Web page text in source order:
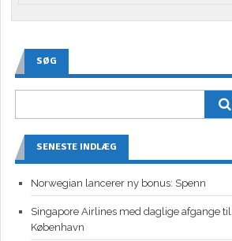
SØG
SENESTE INDLÆG
Norwegian lancerer ny bonus: Spenn
Singapore Airlines med daglige afgange til
København